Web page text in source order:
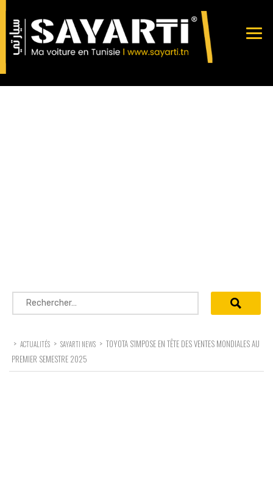
Rechercher :
> ACTUALITÉS > SAYARTI NEWS > TOYOTA S’IMPOSE EN TÊTE DES VENTES MONDIALES AU
PREMIER SEMESTRE 2025